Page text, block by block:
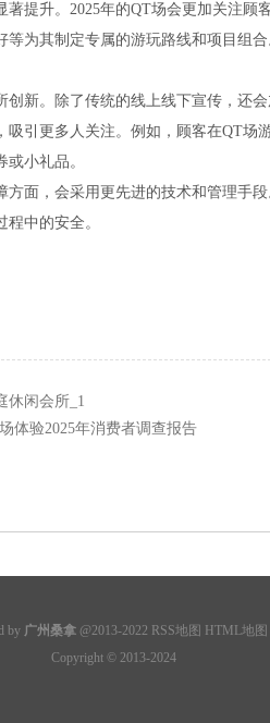
著提升。2025年的QT场会更加关注
等为其制定专属的游玩路线和项目组
创新。除了传统的线上线下宣传，还
吸引更多人关注。例如，顾客在QT场
小礼品。
方面，会采用更先进的技术和管理手
中的安全。
休闲会所_1
体验2025年消费者调查报告
by 广州桑拿 @2013-2022 RSS地图
HTML地图
Copyright © 2013-2024